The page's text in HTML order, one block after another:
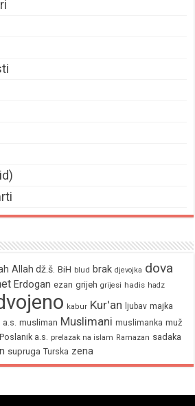
Allah dž.š. BiH blud brak djevojka dova
Erdogan ezan grijeh grijesi hadis hadz
kabur Kur'an ljubav majka
musliman Muslimani muslimanka muž
Poslanik a.s. prelazak na islam Ramazan sadaka
supruga Turska zena